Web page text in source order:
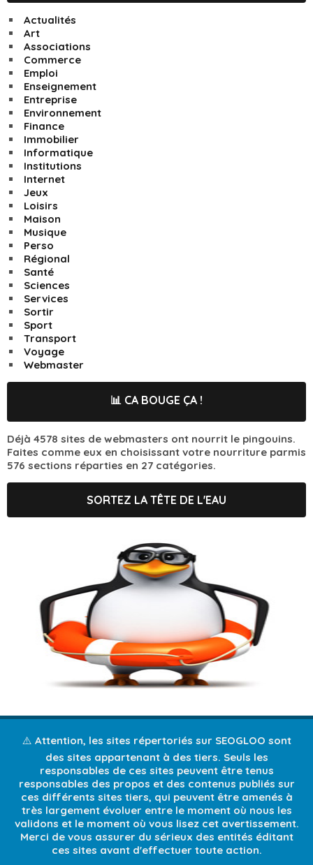
Actualités
Art
Associations
Commerce
Emploi
Enseignement
Entreprise
Environnement
Finance
Immobilier
Informatique
Institutions
Internet
Jeux
Loisirs
Maison
Musique
Perso
Régional
Santé
Sciences
Services
Sortir
Sport
Transport
Voyage
Webmaster
📊 CA BOUGE ÇA !
Déjà 4578 sites de webmasters ont nourrit le pingouins.
Faites comme eux en choisissant votre nourriture parmis
576 sections réparties en 27 catégories.
SORTEZ LA TÊTE DE L'EAU
⚠️ Attention, les sites répertoriés sur SEOGLOO sont
des sites appartenant à des tiers. Seuls les
responsables de ces sites peuvent être tenus
responsables des propos et des contenus publiés sur
ces différents sites tiers, qui peuvent être amenés à
très largement évoluer entre le moment où nous les
validons et le moment où vous lisez cet avertissement.
Merci de vous assurer du sérieux des entités éditant
ces sites avant d'effectuer toute action.